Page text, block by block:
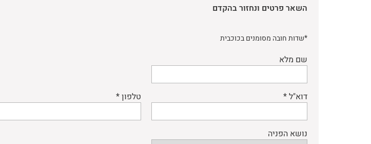
השאר פרטים ונחזור בהקדם
*שדות חובה מסומנים בכוכבית
שם מלא
דוא"ל * טלפון *
נושא הפניה